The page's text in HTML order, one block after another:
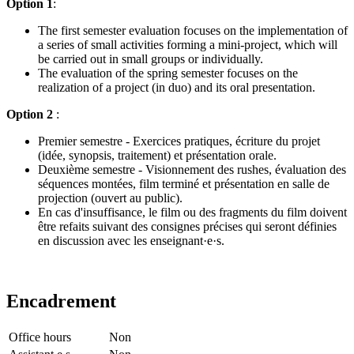
Option 1 :
The first semester evaluation focuses on the implementation of
a series of small activities forming a mini-project, which will
be carried out in small groups or individually.
The evaluation of the spring semester focuses on the
realization of a project (in duo) and its oral presentation.
Option 2 :
Premier semestre - Exercices pratiques, écriture du projet
(idée, synopsis, traitement) et présentation orale.
Deuxième semestre - Visionnement des rushes, évaluation des
séquences montées, film terminé et présentation en salle de
projection (ouvert au public).
En cas d'insuffisance, le film ou des fragments du film doivent
être refaits suivant des consignes précises qui seront définies
en discussion avec les enseignant·e·s.
Encadrement
Office hours
Non